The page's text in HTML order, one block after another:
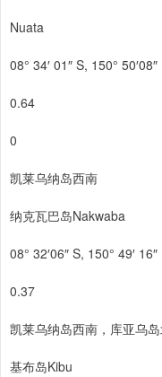
Nuata
08° 34′ 01″ S, 150° 50′08″
0.64
0
凯莱乌纳岛西南
纳克瓦巴岛Nakwaba
08° 32′06″ S, 150° 49′ 16″
0.37
凯莱乌纳岛西南，库亚乌
基布岛Kibu